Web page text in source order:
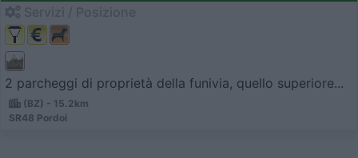
2 parcheggi di proprietà della funivia, quello superiore...
(BZ) - 15.2km
SR48 Pordoi